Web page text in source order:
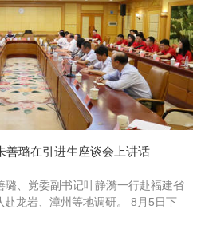
善璐在引进生座谈会上讲话
、党委副书记叶静漪一行赴福建省
龙岩、漳州等地调研。 8月5日下